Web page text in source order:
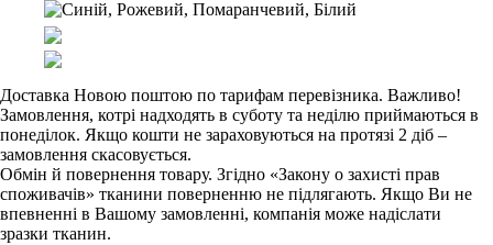
Доставка Новою поштою по тарифам перевізника. Важливо!
Замовлення, котрі надходять в суботу та неділю приймаються в
понеділок. Якщо кошти не зараховуються на протязі 2 діб –
замовлення скасовується.
Обмін й повернення товару. Згідно «Закону о захисті прав
споживачів» тканини поверненню не підлягають. Якщо Ви не
впевненні в Вашому замовленні, компанія може надіслати
зразки тканин.